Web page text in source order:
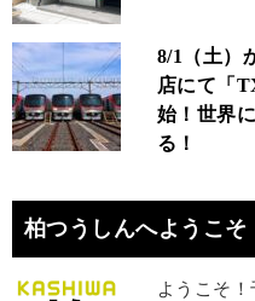
8/1（土）
店にて「
始！世界
る！
柏つうしんへようこそ
ようこそ